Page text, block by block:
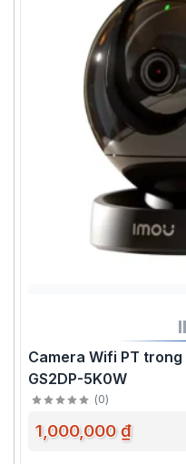
Camera Wifi PT trong
GS2DP-5K0W
(0)
1,000,000 ₫